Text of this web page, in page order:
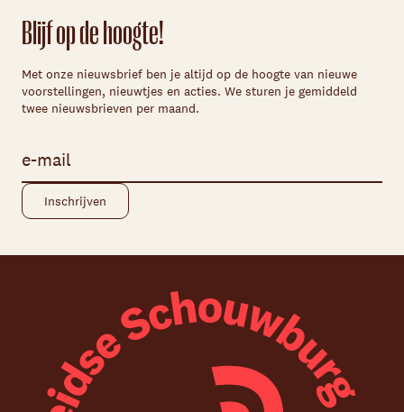
Blijf op de hoogte!
Met onze nieuwsbrief ben je altijd op de hoogte van nieuwe
voorstellingen, nieuwtjes en acties. We sturen je gemiddeld
twee nieuwsbrieven per maand.